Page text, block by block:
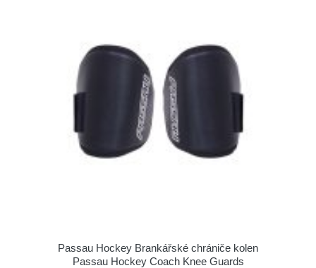
Passau Hockey Brankářské chrániče kolen
Passau Hockey Coach Knee Guards